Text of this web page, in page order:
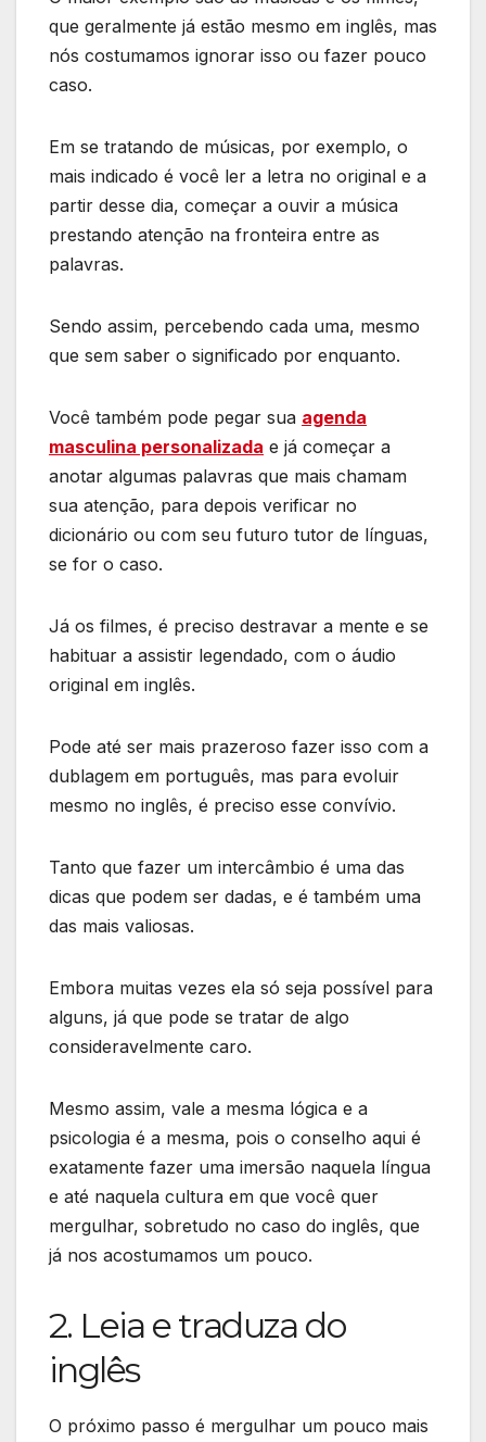
que geralmente já estão mesmo em inglês, mas
nós costumamos ignorar isso ou fazer pouco
caso.
Em se tratando de músicas, por exemplo, o
mais indicado é você ler a letra no original e a
partir desse dia, começar a ouvir a música
prestando atenção na fronteira entre as
palavras.
Sendo assim, percebendo cada uma, mesmo
que sem saber o significado por enquanto.
Você também pode pegar sua agenda
masculina personalizada e já começar a
anotar algumas palavras que mais chamam
sua atenção, para depois verificar no
dicionário ou com seu futuro tutor de línguas,
se for o caso.
Já os filmes, é preciso destravar a mente e se
habituar a assistir legendado, com o áudio
original em inglês.
Pode até ser mais prazeroso fazer isso com a
dublagem em português, mas para evoluir
mesmo no inglês, é preciso esse convívio.
Tanto que fazer um intercâmbio é uma das
dicas que podem ser dadas, e é também uma
das mais valiosas.
Embora muitas vezes ela só seja possível para
alguns, já que pode se tratar de algo
consideravelmente caro.
Mesmo assim, vale a mesma lógica e a
psicologia é a mesma, pois o conselho aqui é
exatamente fazer uma imersão naquela língua
e até naquela cultura em que você quer
mergulhar, sobretudo no caso do inglês, que
já nos acostumamos um pouco.
2. Leia e traduza do
inglês
O próximo passo é mergulhar um pouco mais